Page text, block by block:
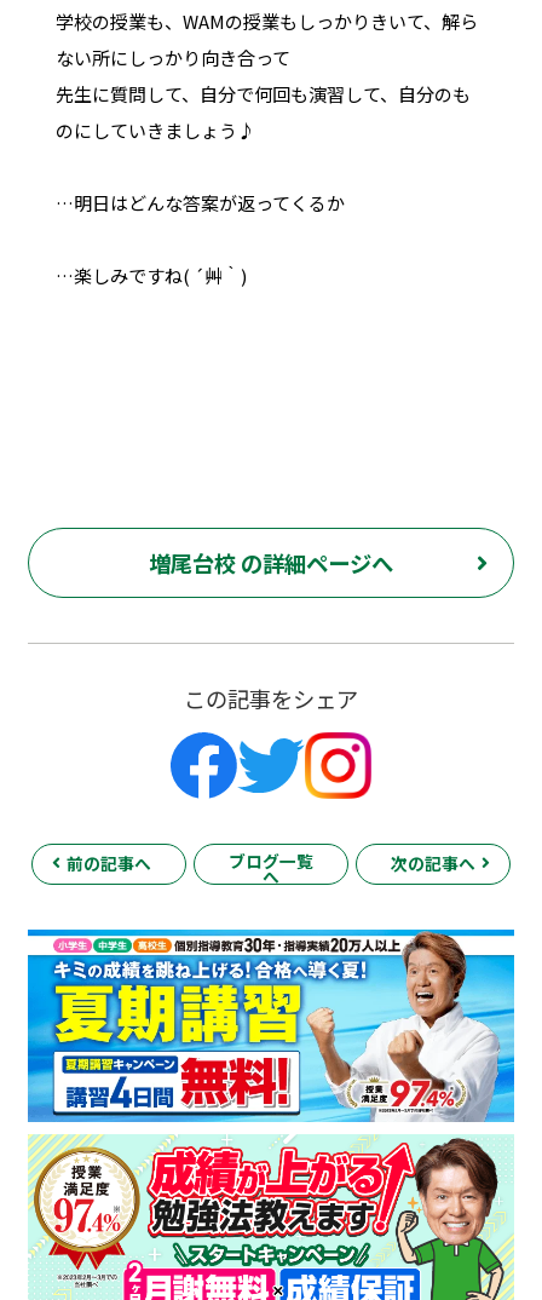
学校の授業も、WAMの授業もしっかりきいて、解ら
ない所にしっかり向き合って
先生に質問して、自分で何回も演習して、自分のも
のにしていきましょう♪
…明日はどんな答案が返ってくるか
…楽しみですね( ´艸｀)
増尾台校 の詳細ページへ
この記事をシェア
前の記事へ ブログ一覧
へ
次の記事へ